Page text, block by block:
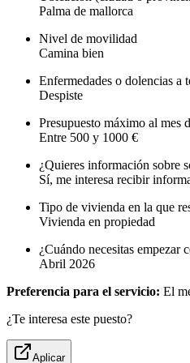
Palma de mallorca
Nivel de movilidad
Camina bien
Enfermedades o dolencias a
Despiste
Presupuesto máximo al mes
Entre 500 y 1000 €
¿Quieres información sobre
Sí, me interesa recibir
Tipo de vivienda en la que
Vivienda en propiedad
¿Cuándo necesitas empezar
Abril 2026
Preferencia para el servicio: El
¿Te interesa este puesto?
Aplicar